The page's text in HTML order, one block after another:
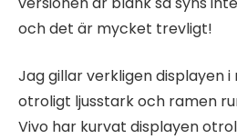
och det är mycket trevligt!
Jag gillar verkligen displayen i
otroligt ljusstark och ramen
Vivo har kurvat displayen